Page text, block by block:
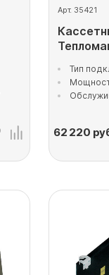
Арт. 35421
Тип
62 220